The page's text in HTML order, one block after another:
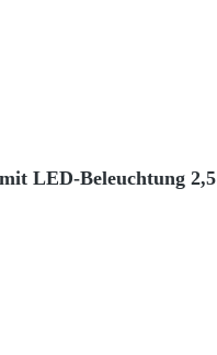
LED-Beleuchtung